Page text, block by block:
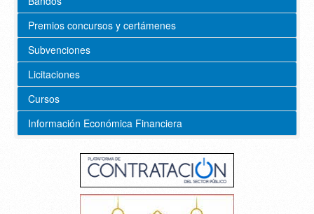
Premios concursos y certámenes
Subvenciones
Licitaciones
Cursos
Información Económica Financiera